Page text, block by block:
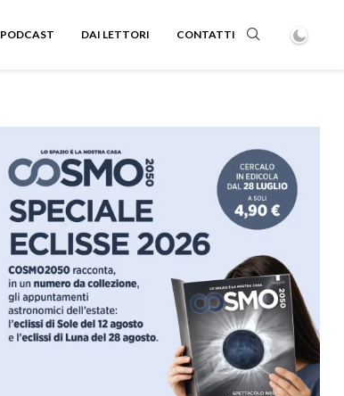
PODCAST DAI LETTORI CONTATTI